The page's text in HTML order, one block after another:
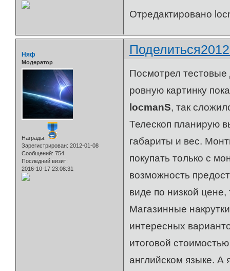
Отредактировано
Поделиться
Няф
Модератор
Награды:
Зарегистрирован: 2012-01-08
Сообщений: 754
Последний визит:
2016-10-17 23:08:31
Посмотрел
ровную картинку
locmanS, так
Телескоп планирую
габариты и вес.
покупать только с
возможность
виде по низкой цене,
Магазинные
интересных
итоговой
английском языке. А